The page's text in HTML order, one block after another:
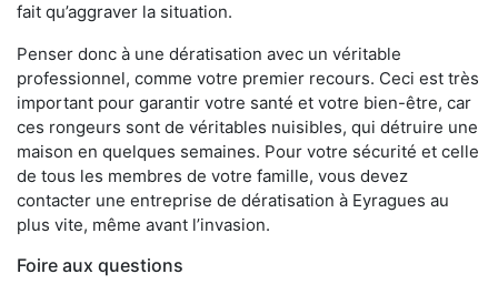
fait qu’aggraver la situation.
Penser donc à une dératisation avec un véritable
professionnel, comme votre premier recours. Ceci est très
important pour garantir votre santé et votre bien-être, car
ces rongeurs sont de véritables nuisibles, qui détruire une
maison en quelques semaines. Pour votre sécurité et celle
de tous les membres de votre famille, vous devez
contacter une entreprise de dératisation à Eyragues au
plus vite, même avant l’invasion.
Foire aux questions